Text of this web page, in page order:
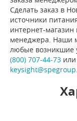
Сделать заказ в
источники
интернет-магазин
менеджера. Наши
любые возникшие
(800) 707-44-73